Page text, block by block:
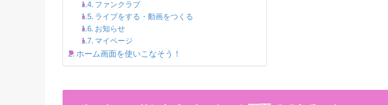
ファンクラブ
ライブをする・動画をつくる
お知らせ
マイページ
ホーム画面を使いこなそう！